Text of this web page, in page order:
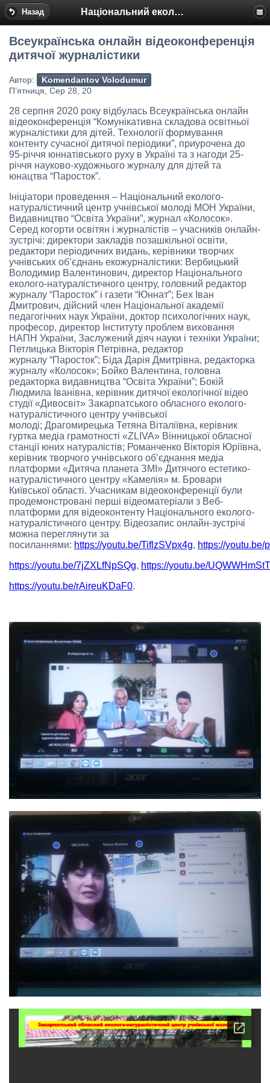
Назад Національний еколого-натуралістичний центр
Всеукраїнська онлайн відеоконференція
дитячої журналістики
Автор:
Komendantov Volodumur
П’ятниця, Сер 28, 20
28 серпня 2020 року відбулась Всеукраїнська онлайн
відеоконференція “Комунікативна складова освітньої
журналістики для дітей. Технології формування
контенту сучасної дитячої періодики”, приурочена до
95-річчя юннатівського руху в Україні та з нагоди 25-
річчя науково-художнього журналу для дітей та
юнацтва “Паросток”.
Ініціатори проведення – Національний еколого-
натуралістичний центр учнівської молоді МОН України,
Видавництво “Освіта України”, журнал «Колосок».
Серед когорти освітян і журналістів – учасників онлайн-
зустрічі: директори закладів позашкільної освіти,
редактори періодичних видань, керівники творчих
учнівських об’єднань екожурналістики: Вербицький
Володимир Валентинович, директор Національного
еколого-натуралістичного центру, головний редактор
журналу “Паросток” і газети “Юннат”; Бех Іван
Дмитрович, дійсний член Національної академії
педагогічних наук України, доктор психологічних наук,
професор, директор Інституту проблем виховання
НАПН України, Заслужений діяч науки і техніки України;
Петлицька Вікторія Петрівна, редактор
журналу “Паросток”; Біда Дарія Дмитрівна, редакторка
журналу «Колосок»; Бойко Валентина, головна
редакторка видавництва “Освіта України”; Бокій
Людмила Іванівна, керівник дитячої екологічної відео
студії «Дивосвіт» Закарпатського обласного еколого-
натуралістичного центру учнівської
молоді; Драгомирецька Тетяна Віталіївна, керівник
гуртка медіа грамотності «ZLIVA» Вінницької обласної
станції юних натуралістів; Романченко Вікторія Юріївна,
керівник творчого учнівського об’єднання медіа
платформи «Дитяча планета ЗМІ» Дитячого естетико-
натуралістичного центру «Камелія» м. Бровари
Київської області. Учасникам відеоконференції були
продемонстровані перші відеоматеріали з Веб-
платформи для відеоконтенту Національного еколого-
натуралістичного центру. Відеозапис онлайн-зустрічі
можна переглянути за
посиланнями: https://youtu.be/TiflzSVpx4g, https://youtu.be/
https://youtu.be/7jZXLfNpSQg, https://youtu.be/
https://youtu.be/rAireuKDaF0.